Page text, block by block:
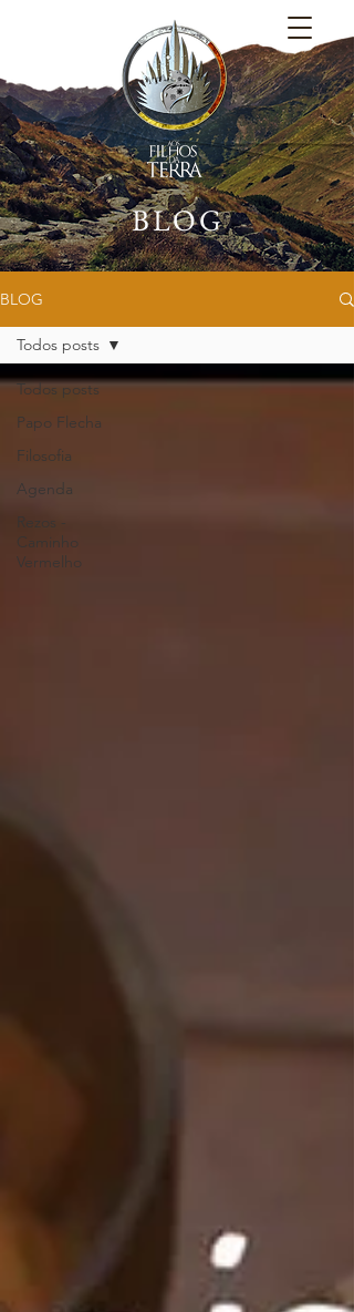
BLOG
BLOG
Todos posts
Papo Flecha
Filosofia
Agenda
Rezos -
Caminho
Vermelho
Todos posts